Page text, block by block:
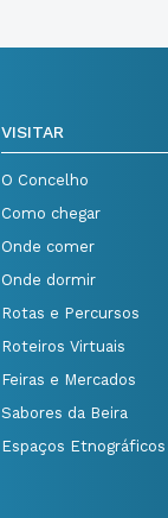
VISITAR
O Concelho
Como chegar
Onde comer
Onde dormir
Rotas e Percursos
Roteiros Virtuais
Feiras e Mercados
Sabores da Beira
Espaços Etnográficos